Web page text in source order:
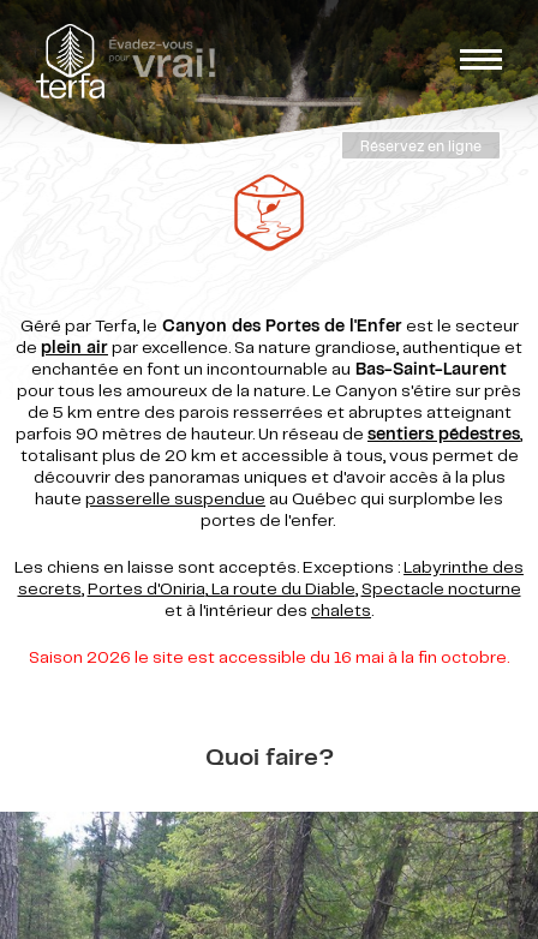
Réservez en ligne
Géré par Terfa, le Canyon des Portes de l'Enferest le secteur
de plein air par excellence. Sa nature grandiose, authentique et
enchantée en font un incontournable au Bas-Saint-Laurent
pour tous les amoureux de la nature. Le Canyon s'étire sur près
de 5 km entre des parois resserrées et abruptes atteignant
parfois 90 mètres de hauteur. Un réseau de sentiers pédestres
totalisant plus de 20 km et accessible à tous, vous permet de
découvrir des panoramas uniques et d'avoir accès à la plus
haute passerelle suspendue au Québec qui surplombe les
portes de l'enfer.
Les chiens en laisse sont acceptés. Exceptions : Labyrinthe des
secrets Portes d'Oniria La route du Diable Spectacle nocturne
et à l'intérieur des chalets
Saison 2026 le site est accessible du 16 mai à la fin octobre.
Quoi faire?